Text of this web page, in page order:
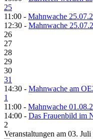
25
11:00 - Mahnwache
12:30 - Mahnwache
26
27
28
29
30
31
14:30 - Mahnwache am
1
11:00 - Mahnwache
14:00 - Das Frauenbild im
2
Veranstaltungen am 03.